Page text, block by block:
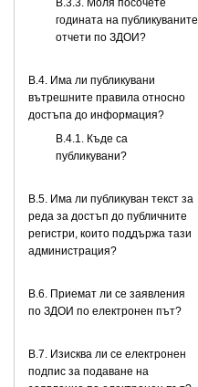
В.3.3. Моля посочете
годината на публикуваните
отчети по ЗДОИ?
В.4. Има ли публикувани
вътрешните правила относно
достъпа до информация?
В.4.1. Къде са
публикувани?
В.5. Има ли публикуван текст за
реда за достъп до публичните
регистри, които поддържа тази
администрация?
В.6. Приемат ли се заявления
по ЗДОИ по електронен път?
В.7. Изисква ли се електронен
подпис за подаване на